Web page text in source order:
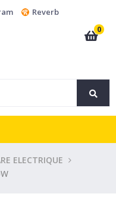
Reverb
0
ELECTRIQUE